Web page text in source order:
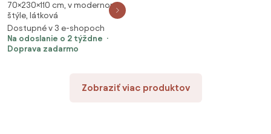
230 cm béžová
70×230×110 cm, v modernom
štýle, látková
Dostupné v 3 e-shopoch
Na odoslanie o 2 týždne
Doprava zadarmo
Zobraziť viac produktov